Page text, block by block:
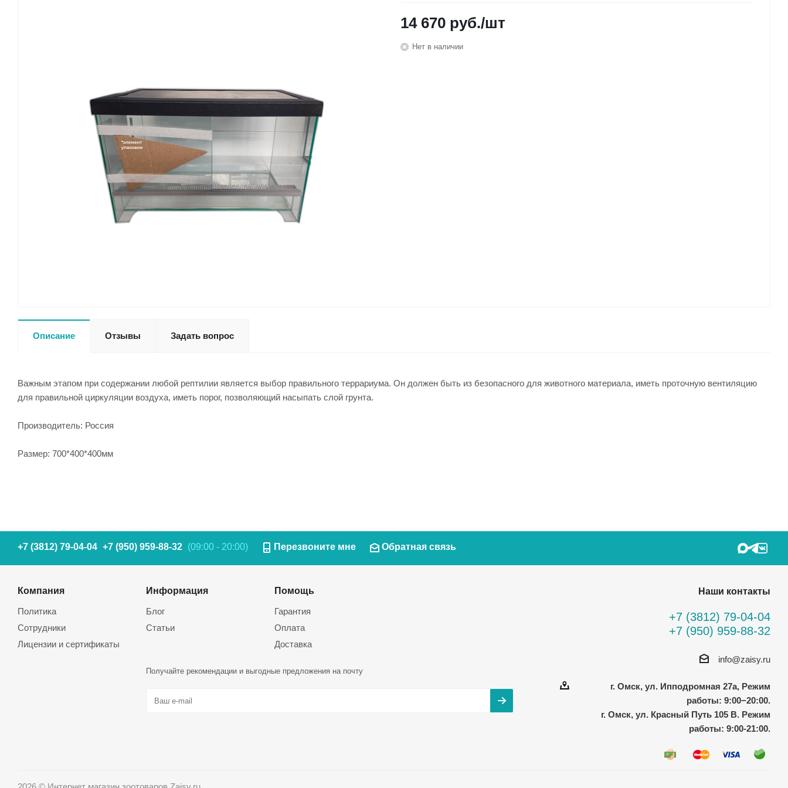
14 670 руб./шт
Нет в наличии
Описание Отзывы Задать вопрос
Важным этапом при содержании любой рептилии является выбор правильного террариума. Он должен быть из безопасного для животного материала, иметь проточную вентиляцию
для правильной циркуляции воздуха, иметь порог, позволяющий насыпать слой грунта.
Производитель: Россия
Размер: 700*400*400мм
+7 (3812) 79-04-04 +7 (950) 959-88-32 (09:00 - 20:00) Перезвоните мне Обратная связь
Компания
Политика
Сотрудники
Лицензии и сертификаты
Информация
Блог
Статьи
Помощь
Гарантия
Оплата
Доставка
Получайте рекомендации и выгодные предложения на почту
Наши контакты
+7 (3812) 79-04-04
+7 (950) 959-88-32
info@zaisy.ru
г. Омск, ул. Ипподромная 27а, Режим
работы: 9:00−20:00.
г. Омск, ул. Красный Путь 105 В. Режим
работы: 9:00-21:00.